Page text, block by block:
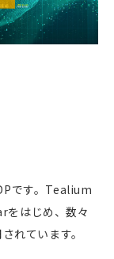
です。Tealium
はじめ、数々
れています。